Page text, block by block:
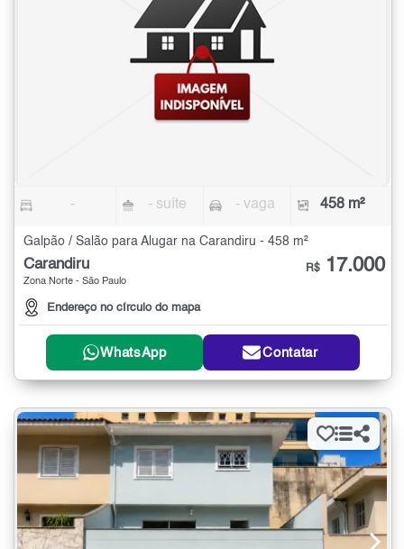
- - suíte - vaga 458 m²
Galpão / Salão para Alugar na Carandiru - 458 m²
Carandiru
Zona Norte - São Paulo
Endereço no círculo do mapa
R$ 17.000
WhatsApp Contatar